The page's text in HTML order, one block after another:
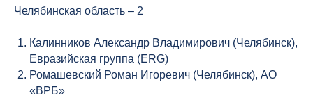
Челябинская область – 2
Калинников Александр Владимирович (Челябинск),
Евразийская группа (ERG)
Ромашевский Роман Игоревич (Челябинск), АО
«ВРБ»